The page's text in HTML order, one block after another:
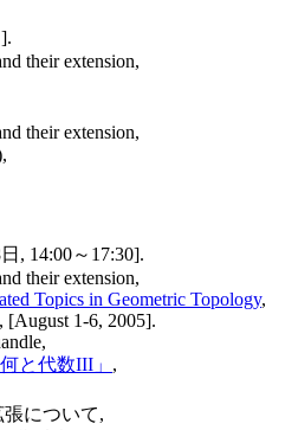
their extension,
their extension,
, 14:00～17:30].
their extension,
Topics in Geometric Topology,
[August 1-6, 2005].
と代数III」 ,
張について,